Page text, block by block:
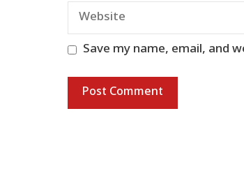
Website
Save my name, email, and